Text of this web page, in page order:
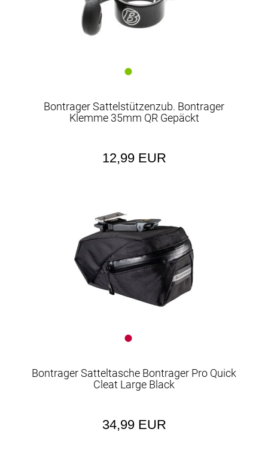
Bontrager Sattelstützenzub. Bontrager
Klemme 35mm QR Gepäckt
12,99 EUR
Bontrager Satteltasche Bontrager Pro Quick
Cleat Large Black
34,99 EUR